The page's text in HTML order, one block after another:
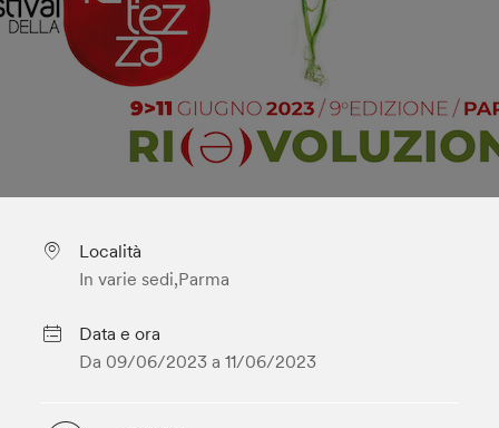
Località
In varie sedi,Parma
Data e ora
Da 09/06/2023 a 11/06/2023